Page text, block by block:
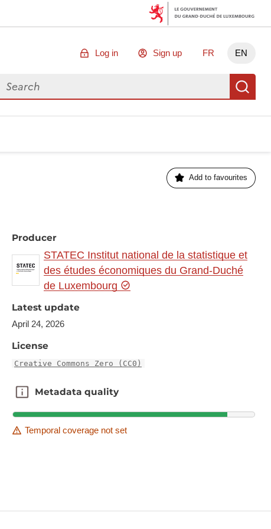
Log in Sign up FR EN
Search for data
Add to favourites
Producer
STATEC Institut national de la statistique et
des études économiques du Grand-Duché
de Luxembourg
Latest update
April 24, 2026
License
Creative Commons Zero (CC0)
Metadata quality
Metadata quality
Temporal coverage not set